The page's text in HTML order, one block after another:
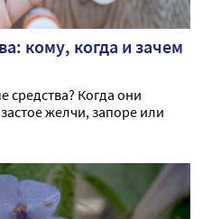
кому, когда и зачем
средства? Когда они
желчи, запоре или